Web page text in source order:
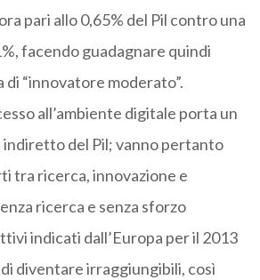
pari allo 0,65% del Pil contro una
facendo guadagnare quindi
di “innovatore moderato”.
all’ambiente digitale porta un
del Pil; vanno pertanto
tra ricerca, innovazione e
ricerca e senza sforzo
indicati dall’Europa per il 2013
diventare irraggiungibili, così